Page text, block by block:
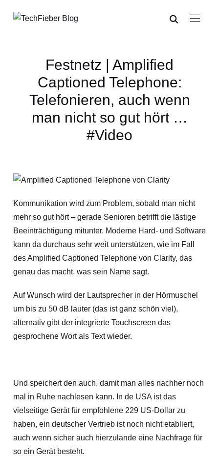
Festnetz | Amplified
Captioned Telephone:
Telefonieren, auch wenn
man nicht so gut hört …
#Video
Kommunikation wird zum Problem, sobald man nicht
mehr so gut hört – gerade Senioren betrifft die lästige
Beeinträchtigung mitunter. Moderne Hard- und Software
kann da durchaus sehr weit unterstützen, wie im Fall
des Amplified Captioned Telephone von Clarity, das
genau das macht, was sein Name sagt.
Auf Wunsch wird der Lautsprecher in der Hörmuschel
um bis zu 50 dB lauter (das ist ganz schön viel),
alternativ gibt der integrierte Touchscreen das
gesprochene Wort als Text wieder.
Und speichert den auch, damit man alles nachher noch
mal in Ruhe nachlesen kann. In de USA ist das
vielseitige Gerät für empfohlene 229 US-Dollar zu
haben, ein deutscher Vertrieb ist noch nicht etabliert,
auch wenn sicher auch hierzulande eine Nachfrage für
so ein Gerät besteht.